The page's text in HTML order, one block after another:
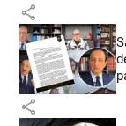
share
share